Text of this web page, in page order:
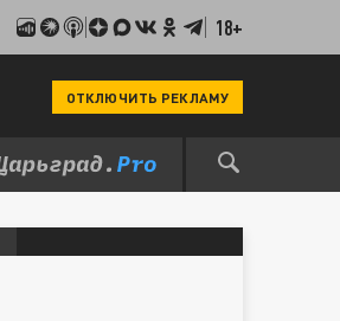
18+
ОТКЛЮЧИТЬ РЕКЛАМУ